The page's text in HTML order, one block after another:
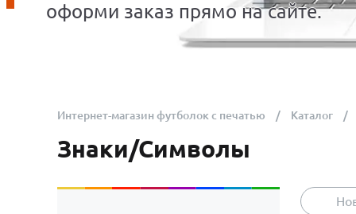
оформи заказ прямо на сайте.
Интернет-магазин футболок с печатью Каталог
Знаки/Символы